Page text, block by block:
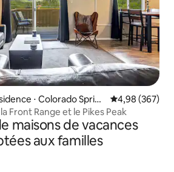
⋅ Colorado Spring
Évaluation
4,98 (367)
Front Range et le Pikes Peak
maisons de vacances
aux familles